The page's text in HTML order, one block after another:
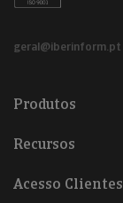
geral@iberinform.pt
Produtos
Recursos
Acesso Clientes